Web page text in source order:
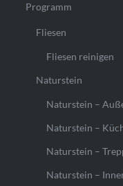
Programm
Fliesen
Fliesen reinigen
Naturstein
Naturstein –
Naturstein –
Naturstein –
Naturstein –